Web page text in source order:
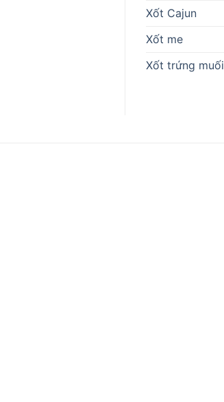
Xốt Cajun
Xốt me
Xốt trứng muối